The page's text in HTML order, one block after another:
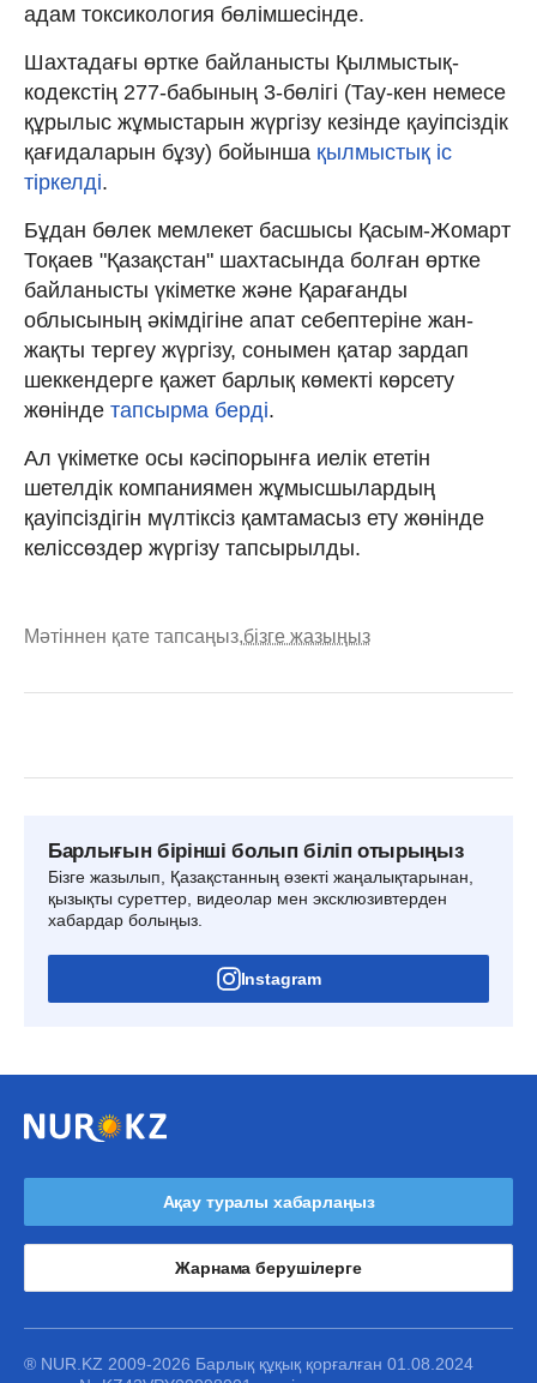
адам токсикология бөлімшесінде.
Шахтадағы өртке байланысты Қылмыстық-
кодекстің 277-бабының 3-бөлігі (Тау-кен немесе
құрылыс жұмыстарын жүргiзу кезiнде қауiпсiздiк
қағидаларын бұзу) бойынша қылмыстық іс
тіркелді.
Бұдан бөлек мемлекет басшысы Қасым-Жомарт
Тоқаев "Қазақстан" шахтасында болған өртке
байланысты үкіметке және Қарағанды
облысының әкімдігіне апат себептеріне жан-
жақты тергеу жүргізу, сонымен қатар зардап
шеккендерге қажет барлық көмекті көрсету
жөнінде тапсырма берді.
Ал үкіметке осы кәсіпорынға иелік ететін
шетелдік компаниямен жұмысшылардың
қауіпсіздігін мүлтіксіз қамтамасыз ету жөнінде
келіссөздер жүргізу тапсырылды.
Мәтіннен қате тапсаңыз,бізге жазыңыз
Барлығын бірінші болып біліп отырыңыз
Бізге жазылып, Қазақстанның өзекті жаңалықтарынан,
қызықты суреттер, видеолар мен эксклюзивтерден
хабардар болыңыз.
Instagram
Ақау туралы хабарлаңыз
Жарнама берушілерге
® NUR.KZ 2009-2026 Барлық құқық қорғалған 01.08.2024